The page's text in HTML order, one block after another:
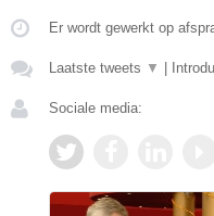
Er wordt gewerkt op
Laatste tweets ▼
Sociale media: